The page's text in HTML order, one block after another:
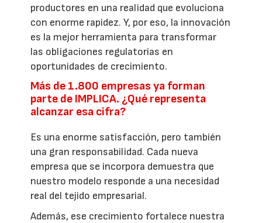
productores en una realidad que evoluciona
con enorme rapidez. Y, por eso, la innovación
es la mejor herramienta para transformar
las obligaciones regulatorias en
oportunidades de crecimiento.
Más de 1.800 empresas ya forman
parte de IMPLICA. ¿Qué representa
alcanzar esa cifra?
Es una enorme satisfacción, pero también
una gran responsabilidad. Cada nueva
empresa que se incorpora demuestra que
nuestro modelo responde a una necesidad
real del tejido empresarial.
Además, ese crecimiento fortalece nuestra